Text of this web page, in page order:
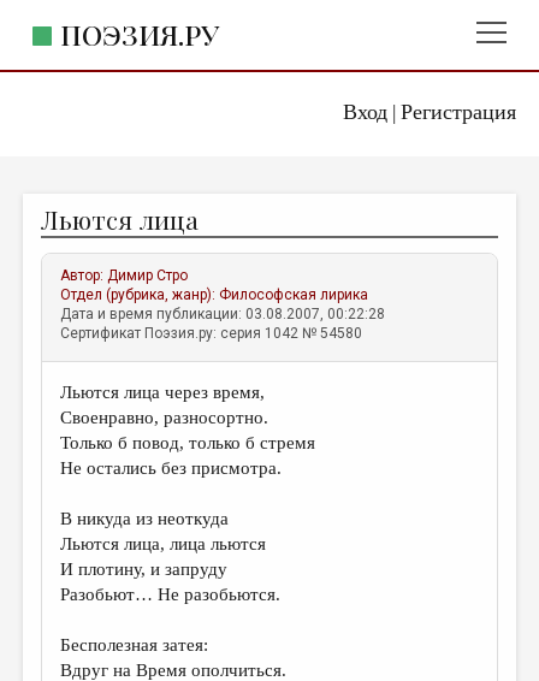
Вход| Регистрация
ПОЭЗИЯ.РУ
ЖАНРЫ
АВТОРЫ
КОММЕНТАРИИ
ЛИТСАЛОН
НОВОСТИ
ПРАВИЛА САЙТА
ИЗБРАННОЕ
ДАЙДЖЕСТ
ПЕРЕВОДЫ
Льются лица
Автор:Димир Стро
Отдел (рубрика, жанр):Философская лирика
Дата и время публикации: 03.08.2007, 00:22:28
Сертификат Поэзия.ру: серия 1042 № 54580
Льются лица через время,
Своенравно, разносортно.
Только б повод, только б стремя
Не остались без присмотра.
В никуда из неоткуда
Льются лица, лица льются
И плотину, и запруду
Разобьют… Не разобьются.
Бесполезная затея:
Вдруг на Время ополчиться.